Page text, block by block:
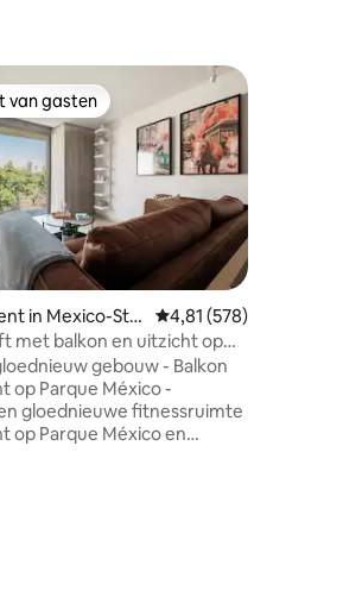
4,89 op 5, 131 recensies
van gasten
van gasten
in Mexico-Sta
Gemiddelde
4,81 (578)
met balkon en uitzicht op
gebouw - Balkon
op Parque México -
gloednieuwe fitnessruimte
op Parque México en